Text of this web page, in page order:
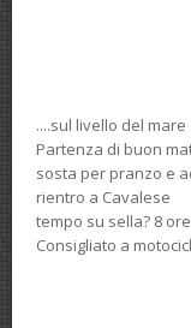
....sul livello del mare
Partenza di buon
sosta per pranzo e
rientro a Cavalese
tempo su sella? 8
Consigliato a